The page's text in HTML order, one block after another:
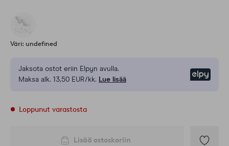
Väri: undefined
Jaksota ostot eriin Elpyn avulla.
Maksa alk. 13,50 EUR/kk. Lue lisää
Loppunut varastosta
Lisää ostoskoriin